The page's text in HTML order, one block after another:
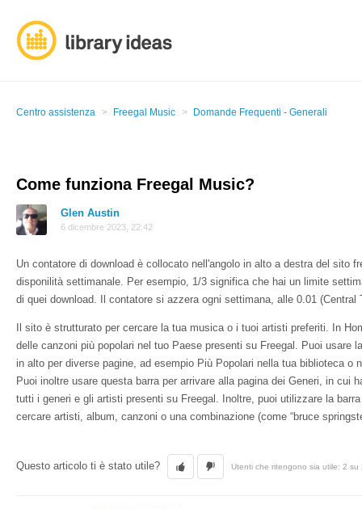
Centro assistenza Freegal Music Domande Frequenti - Generali
Come funziona Freegal Music?
Glen Austin
6 dicembre 2023, 22:42
Un contatore di download è collocato nell'angolo in alto a destra del sito
disponilità settimanale. Per esempio, 1/3 significa che hai un limite
di quei download. Il contatore si azzera ogni settimana, alle 0.01 (Central
Il sito è strutturato per cercare la tua musica o i tuoi artisti preferiti. In
delle canzoni più popolari nel tuo Paese presenti su Freegal. Puoi usare
in alto per diverse pagine, ad esempio Più Popolari nella tua biblioteca o
Puoi inoltre usare questa barra per arrivare alla pagina dei Generi, in cui
tutti i generi e gli artisti presenti su Freegal. Inoltre, puoi utilizzare la
cercare artisti, album, canzoni o una combinazione (come “bruce
Questo articolo ti è stato utile? Utenti che ritengono sia utile: 2 su